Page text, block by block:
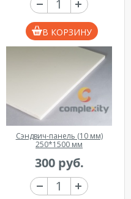
В КОРЗИНУ
Сэндвич-панель (10 мм)
250*1500 мм
300 руб.